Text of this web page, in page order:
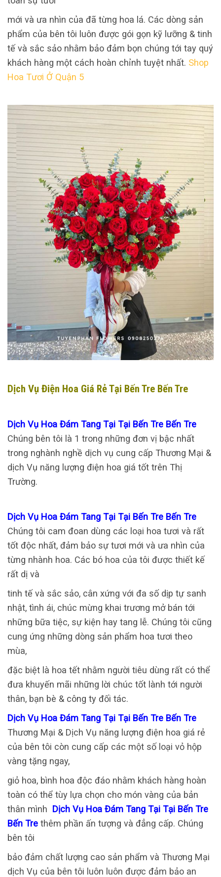
mới và ưa nhìn của đã từng hoa lá. Các dòng sản
phẩm của bên tôi luôn được gói gọn kỹ lưỡng & tinh
tế và sắc sảo nhằm bảo đảm bọn chúng tới tay quý
khách hàng một cách hoàn chỉnh tuyệt nhất. Shop
Hoa Tươi Ở Quận 5
Dịch Vụ Điện Hoa Giá Rẻ Tại Bến Tre Bến Tre
Dịch Vụ Hoa Đám Tang Tại Tại Bến Tre Bến Tre
Chúng bên tôi là 1 trong những đơn vị bậc nhất
trong nghành nghề dịch vụ cung cấp Thương Mại &
dịch Vụ năng lượng điện hoa giá tốt trên Thị
Trường.
Dịch Vụ Hoa Đám Tang Tại Tại Bến Tre Bến Tre
Chúng tôi cam đoan dùng các loại hoa tươi và rất
tốt độc nhất, đảm bảo sự tươi mới và ưa nhìn của
từng nhành hoa. Các bó hoa của tôi được thiết kế
rất dị và
tinh tế và sắc sảo, cân xứng với đa số dịp tự sanh
nhật, tình ái, chúc mừng khai trương mở bán tới
những bữa tiệc, sự kiện hay tang lễ. Chúng tôi cũng
cung ứng những dòng sản phẩm hoa tươi theo
mùa,
đặc biệt là hoa tết nhằm người tiêu dùng rất có thể
đưa khuyến mãi những lời chúc tốt lành tới người
thân, bạn bè & công ty đối tác.
Dịch Vụ Hoa Đám Tang Tại Tại Bến Tre Bến Tre
Thương Mại & Dịch Vụ năng lượng điện hoa giá rẻ
của bên tôi còn cung cấp các một số loại vỏ hộp
vàng tặng ngay,
giỏ hoa, bình hoa độc đáo nhằm khách hàng hoàn
toàn có thể tùy lựa chọn cho món vàng của bản
thân mình Dịch Vụ Hoa Đám Tang Tại Tại Bến Tre
Bến Tre thêm phần ấn tượng và đẳng cấp. Chúng
bên tôi
bảo đảm chất lượng cao sản phẩm và Thương Mại
dịch Vụ của bên tôi luôn luôn được đảm bảo an